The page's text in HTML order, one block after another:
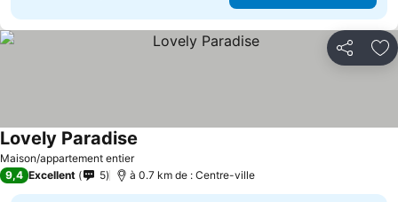
Partager
Maison/appartement entier
Lovely Paradise
9,4 Excellent 5 à 0.7 km de : Centre-ville